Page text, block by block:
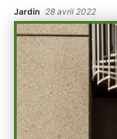
Jardin 28 avril 2022